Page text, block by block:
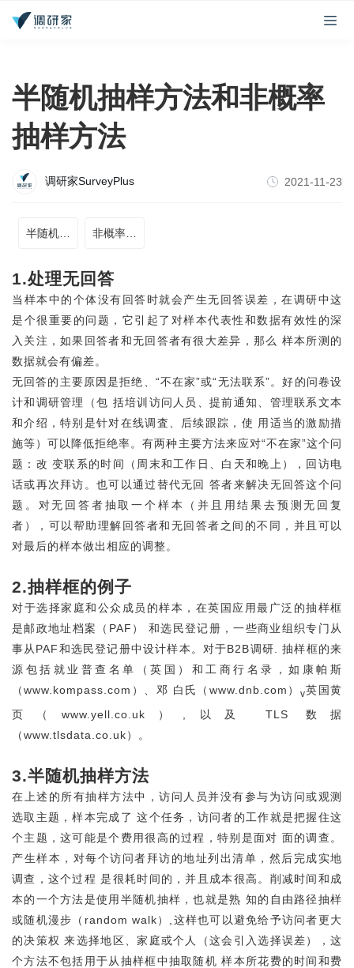
半随机抽样方法和非概率
抽样方法
调研家SurveyPlus 2021-11-23
1.处理无回答
当样本中的个体没有回答时就会产生无回答误差，在调研中这
是个很重要的问题，它引起了对样本代表性和数据有效性的深
入关注，如果回答者和无回答者有很大差异，那么 样本所测的
数据就会有偏差。
无回答的主要原因是拒绝、“不在家”或“无法联系”。好的问卷设
计和调研管理（包 括培训访问人员、提前通知、管理联系文本
和介绍，特别是针对在线调査、后续跟踪，使 用适当的激励措
施等）可以降低拒绝率。有两种主要方法来应对“不在家”这个问
题：改 变联系的时间（周末和工作日、白天和晚上），回访电
话或再次拜访。也可以通过替代无回 答者来解决无回答这个问
题。对无回答者抽取一个样本（并且用结果去预测无回复
者），可以帮助理解回答者和无回答者之间的不同，并且可以
对最后的样本做出相应的调整。
2.抽样框的例子
对于选择家庭和公众成员的样本，在英国应用最广泛的抽样框
是邮政地址档案（PAF） 和选民登记册，一些商业组织专门从
事从PAF和选民登记册中设计样本。对于B2B调研. 抽样框的来
源包括就业普查名单（英国）和工商行名录，如康帕斯
（www.kompass.com）、邓 白氏（www.dnb.com）
v英国黄
页（www.yell.co.uk）,以及 TLS 数据
（www.tlsdata.co.uk）。
3.半随机抽样方法
在上述的所有抽样方法中，访问人员并没有参与为访问或观测
选取主题，样本完成了 这个任务，访问者的工作就是把握住这
个主题，这可能是个费用很高的过程，特别是面对 面的调查。
产生样本，对每个访问者拜访的地址列出清单，然后完成实地
调查，这个过程 是很耗时间的，并且成本很高。削减时间和成
本的一个方法是使用半随机抽样，也就是熟 知的自由路径抽样
或随机漫步（random walk）,这样也可以避免给予访问者更大
的决策权 来选择地区、家庭或个人（这会引入选择误差），这
个方法不包括用于从抽样框中抽取随机 样本所花费的时间和费